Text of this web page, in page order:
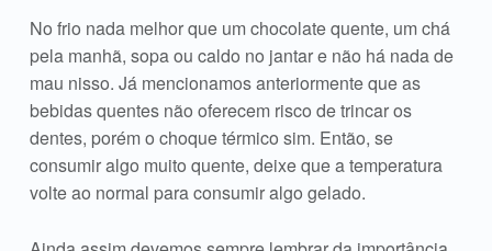
No frio nada melhor que um chocolate quente, um chá
pela manhã, sopa ou caldo no jantar e não há nada de
mau nisso. Já mencionamos anteriormente que as
bebidas quentes não oferecem risco de trincar os
dentes, porém o choque térmico sim. Então, se
consumir algo muito quente, deixe que a temperatura
volte ao normal para consumir algo gelado.